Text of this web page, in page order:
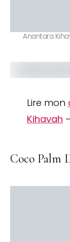
Anantara
Lire mon
Kihavah
Coco Palm